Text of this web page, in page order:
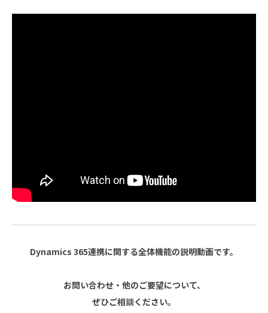
Dynamics 365連携に関する全体機能の説明動画です。
お問い合わせ・他のご要望について、
ぜひご相談ください。